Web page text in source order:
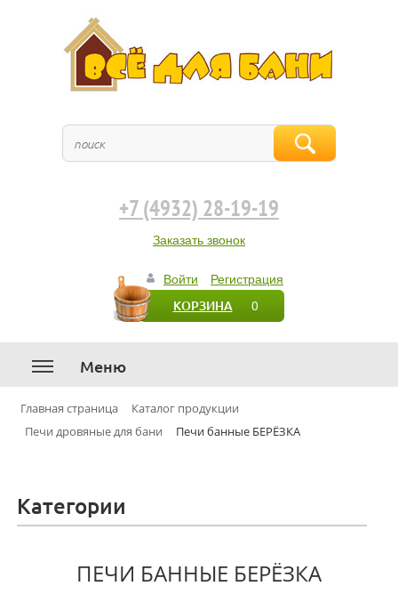
+7 (4932) 28-19-19
Заказать звонок
Войти Регистрация
КОРЗИНА 0
Меню
Главная страница
Каталог продукции
Печи дровяные для бани
Печи банные БЕРЁЗКА
Категории
ПЕЧИ БАННЫЕ БЕРЁЗКА